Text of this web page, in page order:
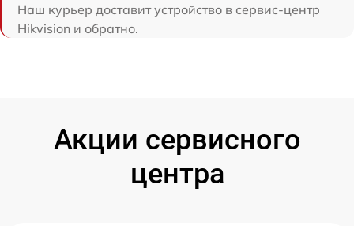
Наш курьер доставит устройство в сервис-центр
Hikvision и обратно.
Акции сервисного
центра